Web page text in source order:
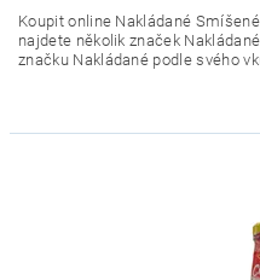
Koupit online Nakládané
najdete několik značek
značku Nakládané podle svého